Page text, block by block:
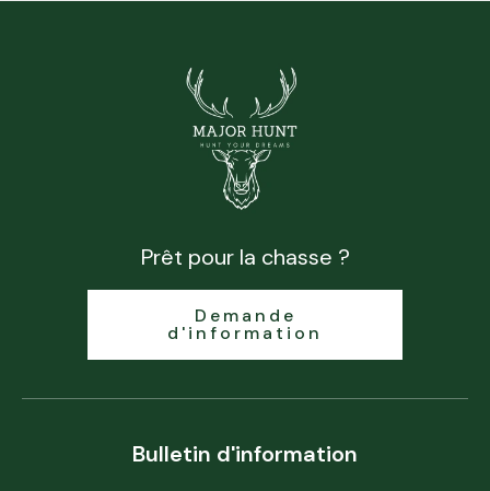
Prêt pour la chasse ?
Demande
d'information
Bulletin d'information